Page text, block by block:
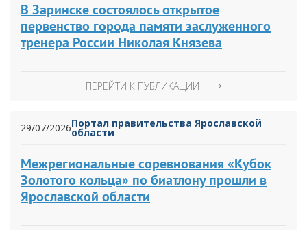
В Заринске состоялось открытое
первенство города памяти заслуженного
тренера России Николая Князева
ПЕРЕЙТИ К ПУБЛИКАЦИИ
29/07/2026Портал правительства Ярославской
области
Межрегиональные соревнования «Кубок
Золотого кольца» по биатлону прошли в
Ярославской области